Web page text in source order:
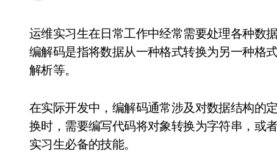
运维实习生在日常工作中经常需要处理各种数据格式的转换问题，这涉及到编解码技术的应用。
编解码是指将数据从一种格式转换为另一种格
解析等。
在实际开发中，编解码通常涉及对数据结构的
换时，需要编写代码将对象转换为字符串，或
实习生必备的技能。